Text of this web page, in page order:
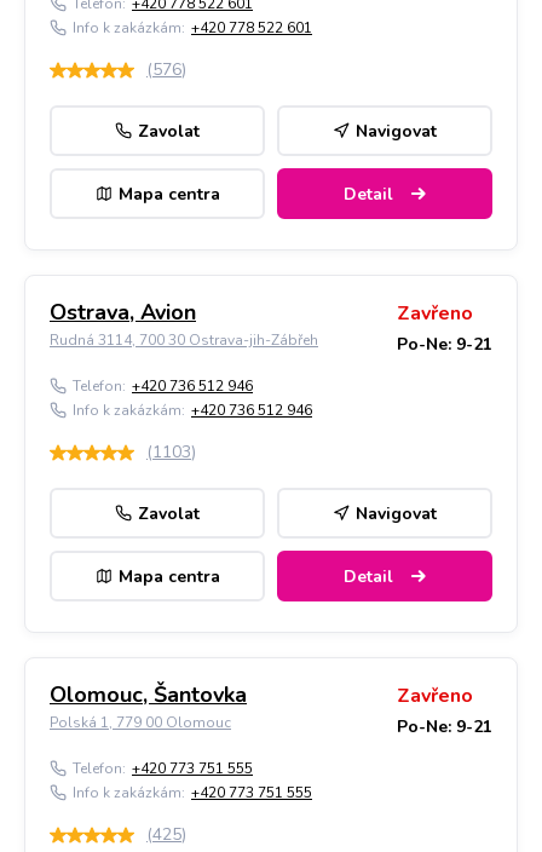
Info k zakázkám: +420 778 522 601
(576)
Zavolat Navigovat
Mapa centra Detail
Ostrava, Avion
Rudná 3114, 700 30 Ostrava-jih-Zábřeh
Zavřeno
Po-Ne: 9-21
Telefon: +420 736 512 946
Info k zakázkám: +420 736 512 946
(1103)
Zavolat Navigovat
Mapa centra Detail
Olomouc, Šantovka
Polská 1, 779 00 Olomouc
Zavřeno
Po-Ne: 9-21
Telefon: +420 773 751 555
Info k zakázkám: +420 773 751 555
(425)